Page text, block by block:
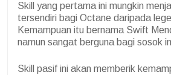
Skill yang pertama ini mungkin
tersendiri bagi Octane daripada
Kemampuan itu bernama Swift
namun sangat berguna bagi sosok
Skill pasif ini akan memberik